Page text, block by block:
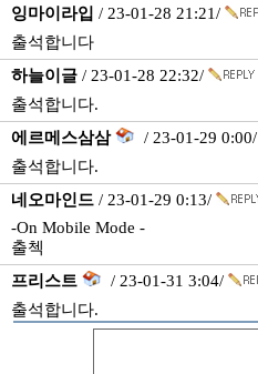
잉마이라입 / 23-01-28 21:21/
출석합니다
하늘이글 / 23-01-28 22:32/
출석합니다.
에르메스삼삼
/ 23-01-29 0:00/
출석합니다.
네오마인드 / 23-01-29 0:13/
-On Mobile Mode -
출첵
프리스트
/ 23-01-31 3:04/
출석합니다.